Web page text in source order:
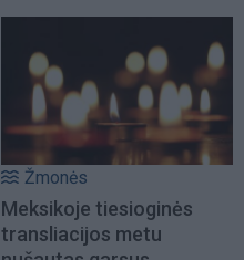
Žmonės
Meksikoje tiesioginės
transliacijos metu